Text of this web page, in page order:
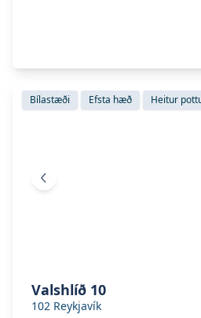
Skoða eigninaValshlíð 10
Bílastæði Efsta hæð Heitur
Skoða eigninaValshlíð 10
Fyrri mynd
Valshlíð 10
102 Reykjavík